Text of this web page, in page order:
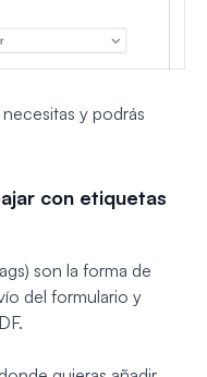
y podrás
con etiquetas
son la forma de
del formulario y